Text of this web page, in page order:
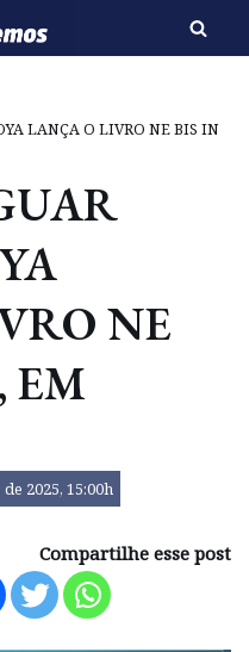
LANÇA O LIVRO NE BIS IN
NE
EM
2025, 15:00h
Compartilhe esse post